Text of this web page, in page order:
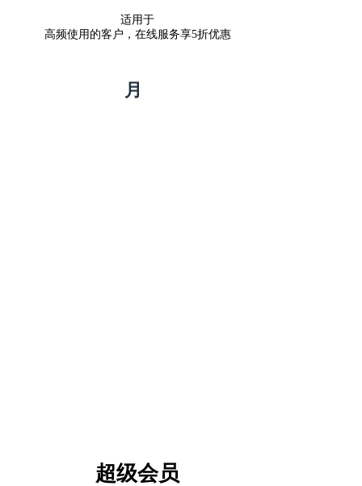
适用于
高频使用的客户，在线服务享5折优惠
月
超级会员